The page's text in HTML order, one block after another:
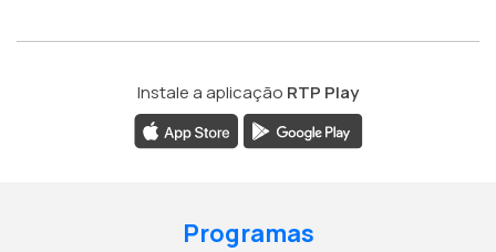
Instale a aplicação RTP Play
Programas